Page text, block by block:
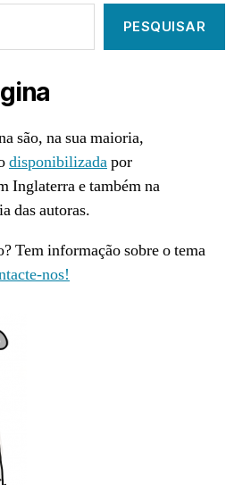
PESQUISAR
são, na sua maioria,
disponibilizadapor
Inglaterra e também na
das autoras.
Tem informação sobre o tema
nos!